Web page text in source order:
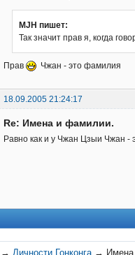
MJH пишет:
Так значит прав я, когда
Прав Чжан - это фамилия
18.09.2005 21:24:17
Re: Имена и фамилии.
Равно как и у Чжан Цзыи Чжан -
→ Личности Гонконга →